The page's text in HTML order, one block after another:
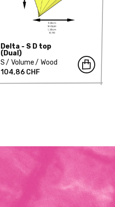
Delta - S D top
(Dual)
S
Volume
Wood
104,86 CHF